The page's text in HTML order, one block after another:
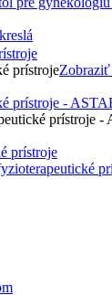
prístroje
prístroje -
prístroje -